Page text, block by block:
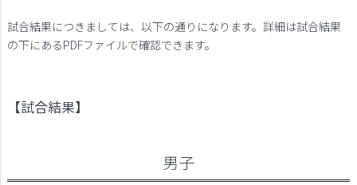
試合結果につきましては、以下の通りになります。詳細は試合結果
の下にあるPDFファイルで確認できます。
【試合結果】
男子